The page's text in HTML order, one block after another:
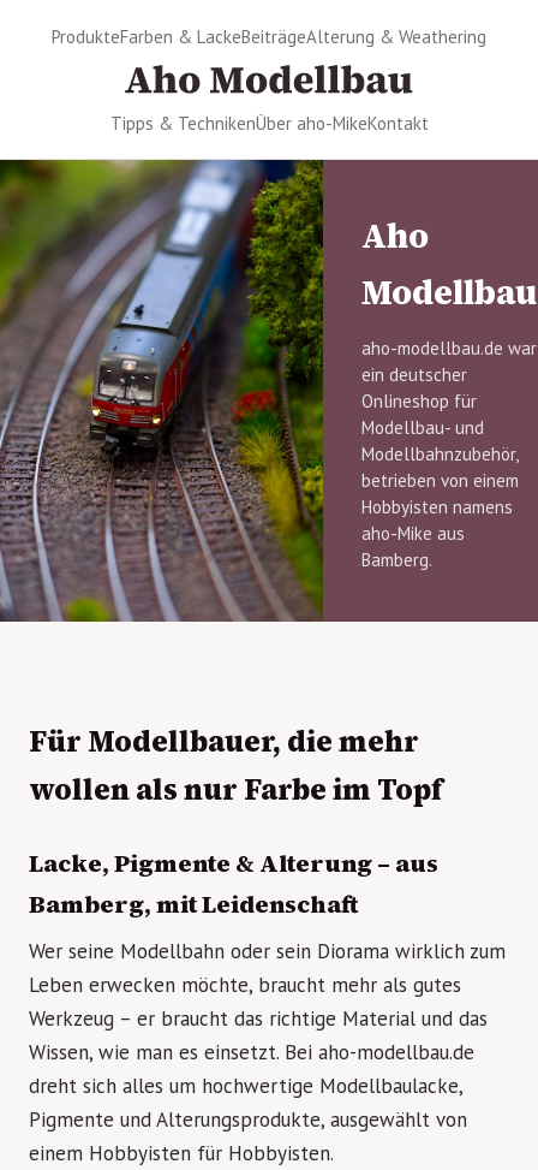
ProdukteFarben & LackeBeiträgeAlterung & Weathering
Tipps & TechnikenÜber aho-MikeKontakt
Aho
Modellbau
aho-modellbau.de war
ein deutscher
Onlineshop für
Modellbau- und
Modellbahnzubehör,
betrieben von einem
Hobbyisten namens
aho-Mike aus
Bamberg.
Für Modellbauer, die mehr
wollen als nur Farbe im Topf
Lacke, Pigmente & Alterung – aus
Bamberg, mit Leidenschaft
Wer seine Modellbahn oder sein Diorama wirklich zum
Leben erwecken möchte, braucht mehr als gutes
Werkzeug – er braucht das richtige Material und das
Wissen, wie man es einsetzt. Bei aho-modellbau.de
dreht sich alles um hochwertige Modellbaulacke,
Pigmente und Alterungsprodukte, ausgewählt von
einem Hobbyisten für Hobbyisten.